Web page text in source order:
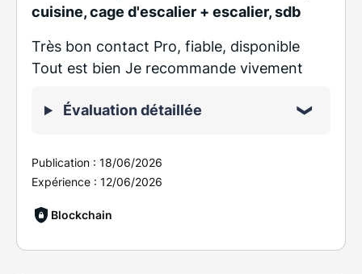
cuisine, cage d'escalier + escalier, sdb
Très bon contact Pro, fiable, disponible
Tout est bien Je recommande vivement
Évaluation détaillée
Publication : 18/06/2026
Expérience : 12/06/2026
Blockchain